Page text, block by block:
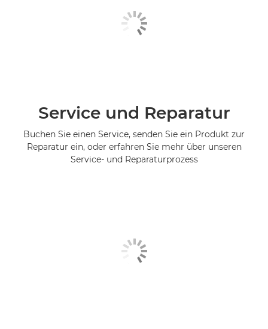
Service und Reparatur
Buchen Sie einen Service, senden Sie ein Produkt zur
Reparatur ein, oder erfahren Sie mehr über unseren
Service- und Reparaturprozess